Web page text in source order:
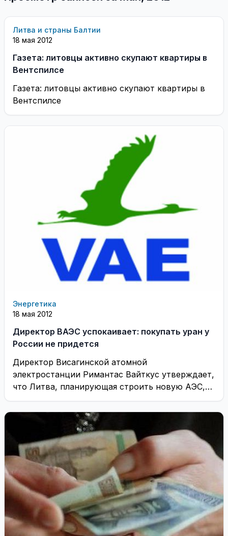
Литва и страны Балтии
18 мая 2012
Газета: литовцы активно скупают квартиры в
Вентспилсе
Газета: литовцы активно скупают квартиры в
Вентспилсе
Энергетика
18 мая 2012
Директор ВАЭС успокаивает: покупать уран у
России не придется
Директор Висагинской атомной
электростанции Римантас Вайткус утверждает,
что Литва, планирующая строить новую АЭС,
не окажется в парадоксальной ситуации, когда,
стремясь ...